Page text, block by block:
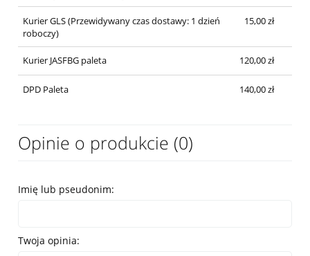
Kurier GLS(Przewidywany czas dostawy: 1 dzień
roboczy)
15,00 zł
Kurier JASFBG paleta 120,00 zł
DPD Paleta 140,00 zł
Opinie o produkcie (0)
Imię lub pseudonim:
Twoja opinia: